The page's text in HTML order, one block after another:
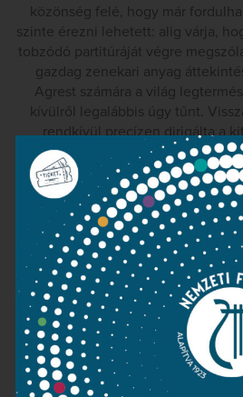
közönség felé, hogy már
szinte érezni lehetett: alig várja,
tobzódó partitúráját végre
gazdag zenekari anyag
Agrest számára a világ
kívülről legalábbis úgy tűnt.
rendkívül precízen dirigálta a
zenekart. Az Andersen-mese
megszemélyesítő hangszeres
tökéletesen dolgoztak a keze alá,
nyújtottak, de ami ennél is
legérzékenyebb
kikeverését, vagyis a
Agrestnek sikerült
A koncert második számaként
elvezető Útikalauza szólalt meg. A
ugyan, de csak annyiban,
gyakorlatilag a zenetörténet